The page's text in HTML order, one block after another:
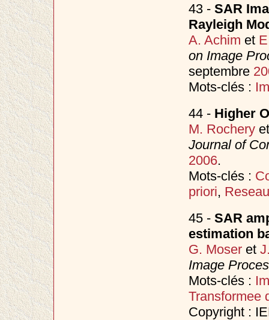
43 - SAR
Rayleigh
A. Achim et
on Image
septembre
Mots-clés :
44 - Higher
M. Rochery
Journal of
2006.
Mots-clés :
priori,
45 - SAR
estimation
G. Moseret
Image
Mots-clés :
Transformee
Copyright :